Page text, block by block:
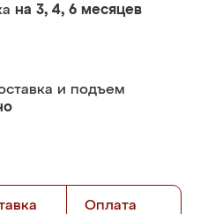
на 3, 4, 6 месяцев
и подъем
Оплата